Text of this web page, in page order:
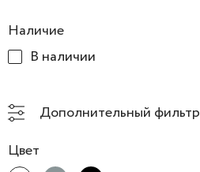
Наличие
В наличии
Дополнительный фильтр
Цвет